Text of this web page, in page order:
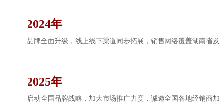
2024年
品牌全面升级，线上线下渠道同步拓展，销售网络覆盖湖南省
2025年
启动全国品牌战略，加大市场推广力度，诚邀全国各地经销商